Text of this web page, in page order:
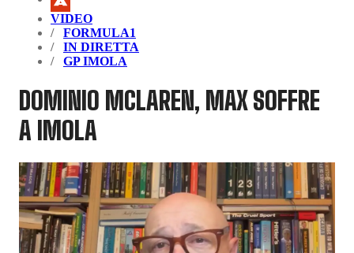
VIDEO
FORMULA1
IN DIRETTA
GP IMOLA
DOMINIO MCLAREN, MAX SOFFRE
A IMOLA